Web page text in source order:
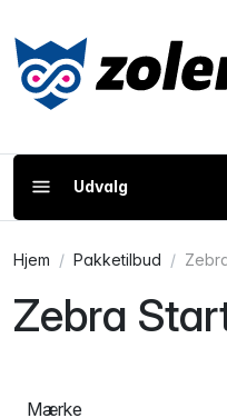
Udvalg
Hjem Pakketilbud
Zebra
Mærke